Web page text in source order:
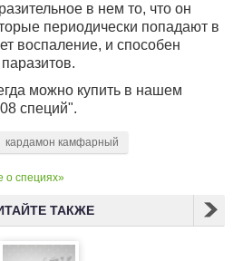
в нем то, что он
периодически попадают в
воспаление, и способен
можно купить в нашем
специй".
кардамон камфарный
о специях»
ТАКЖЕ